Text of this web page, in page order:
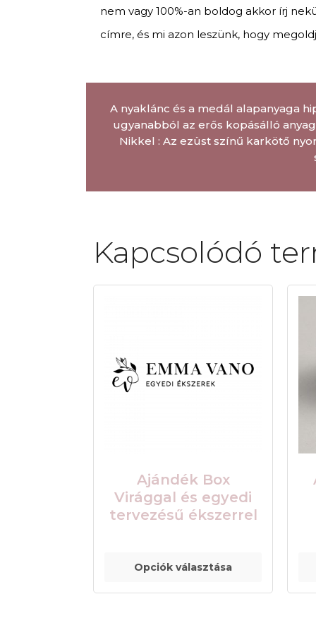
nem vagy 100%-an boldog akkor írj
címre, és mi azon leszünk, hogy
A nyaklánc és a medál alapanyaga
ugyanabból az erős kopásálló
Nikkel : Az ezüst színű karkötő
Kapcsolódó
Ajándék Box
Virággal és egyedi
tervezésű ékszerrel
Opciók választása